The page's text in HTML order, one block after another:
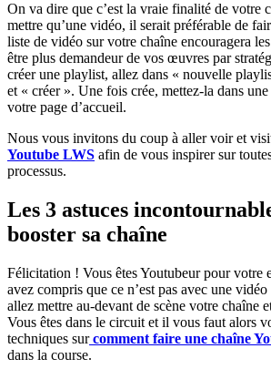
On va dire que c’est la vraie finalité de votre
mettre qu’une vidéo, il serait préférable de
liste de vidéo sur votre chaîne encouragera
être plus demandeur de vos œuvres par
créer une playlist, allez dans « nouvelle
et « créer ». Une fois crée, mettez-la dans
votre page d’accueil.
Nous vous invitons du coup à aller voir et
Youtube LWS afin de vous inspirer sur
processus.
Les 3 astuces
booster sa chaîne
Félicitation ! Vous êtes Youtubeur pour votre
avez compris que ce n’est pas avec une
allez mettre au-devant de scène votre chaîne
Vous êtes dans le circuit et il vous faut alors
techniques surcomment faire une chaîne
dans la course.